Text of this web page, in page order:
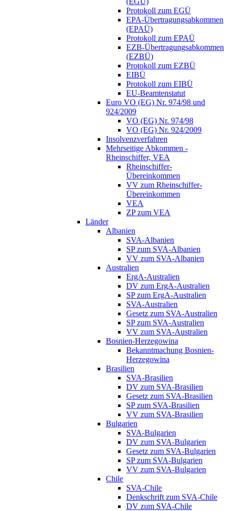
Protokoll zum EGÜ
EPA-Übertragungsabkommen
(EPAÜ)
Protokoll zum EPAÜ
EZB-Übertragungsabkommen
(EZBÜ)
Protokoll zum EZBÜ
EIBÜ
Protokoll zum EIBÜ
EU-Beamtenstatut
Euro VO (EG) Nr. 974/98 und
924/2009
VO (EG) Nr. 974/98
VO (EG) Nr. 924/2009
Insolvenzverfahren
Mehrseitige Abkommen -
Rheinschiffer, VEA
Rheinschiffer-
Übereinkommen
VV zum Rheinschiffer-
Übereinkommen
VEA
ZP zum VEA
Länder
Albanien
SVA-Albanien
SP zum SVA-Albanien
VV zum SVA-Albanien
Australien
ErgA-Australien
DV zum ErgA-Australien
SP zum ErgA-Australien
SVA-Australien
Gesetz zum SVA-Australien
SP zum SVA-Australien
VV zum SVA-Australien
Bosnien-Herzegowina
Bekanntmachung Bosnien-
Herzegowina
Brasilien
SVA-Brasilien
DV zum SVA-Brasilien
Gesetz zum SVA-Brasilien
SP zum SVA-Brasilien
VV zum SVA-Brasilien
Bulgarien
SVA-Bulgarien
DV zum SVA-Bulgarien
Gesetz zum SVA-Bulgarien
SP zum SVA-Bulgarien
VV zum SVA-Bulgarien
Chile
SVA-Chile
Denkschrift zum SVA-Chile
DV zum SVA-Chile